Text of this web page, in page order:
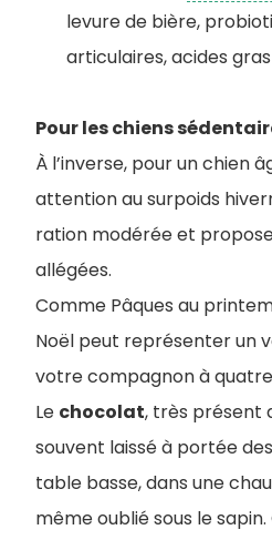
levure de bière,
articulaires, acides
Pour les chiens
À l’inverse, pour un chien
attention au surpoids
ration modérée et
allégées.
Comme Pâques au
Noël peut représenter un
votre compagnon à
Le chocolat, très présent
souvent laissé à portée
table basse, dans une
même oublié sous le